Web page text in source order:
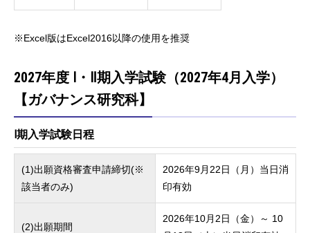
※Excel版はExcel2016以降の使用を推奨
2027年度 Ⅰ・Ⅱ期入学試験（2027年4月入学）
【ガバナンス研究科】
Ⅰ期入学試験日程
(1)出願資格審査申請締切(※
該当者のみ)
2026年9月22日（月）当日消
印有効
(2)出願期間
2026年10月2日（金）～ 10